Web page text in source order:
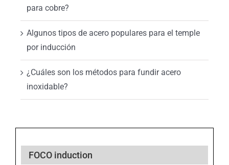
para cobre?
Algunos tipos de acero populares para el temple
por inducción
¿Cuáles son los métodos para fundir acero
inoxidable?
FOCO induction